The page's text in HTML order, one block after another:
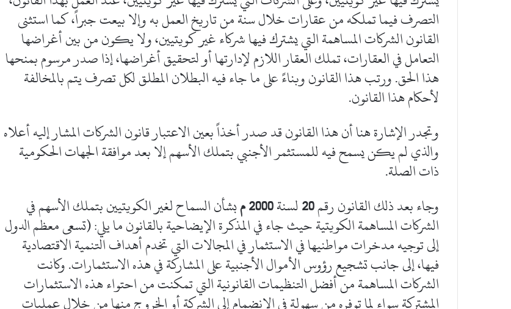
التصرف فيما تملكه من عقارات خلال سنة من تاريخ العمل به وإلا بيعت جبراً، كما استثنى
القانون الشركات المساهمة التي يشترك فيها شركاء غير كويتيين، ولا يكون من بين أغراضها
التعامل في العقارات، تملك العقار اللازم لإدارتها أو لتحقيق أغراضها، إذا صدر مرسوم بمنحها
هذا الحق. ورتب هذا القانون وبناءً على ما جاء فيه البطلان المطلق لكل تصرف يتم بالمخالفة
لأحكام هذا القانون.
وتجدر الإشارة هنا أن هذا القانون قد صدر أخذاً بعين الاعتبار قانون الشركات المشار إليه أعلاه
والذي لم يكن يسمح فيه للمستثمر الأجنبي بتملك الأسهم إلا بعد موافقة الجهات الحكومية
ذات الصلة.
وجاء بعد ذلك القانون رقم20لسنة2000 م بشأن السماح لغير الكويتيين بتملك الأسهم في
الشركات المساهمة الكويتية حيث جاء في المذكرة الإيضاحية بالقانون ما يلي: (تسعى معظم الدول
إلى توجيه مدخرات مواطنيها في الاستثمار في المجالات التي تخدم أهداف التنمية الاقتصادية
فيها، إلى جانب تشجيع رؤوس الأموال الأجنبية على المشاركة في هذه الاستثمارات. وكانت
الشركات المساهمة من أفضل التنظيمات القانونية التي تمكنت من احتواء هذه الاستثمارات
المشتركة سواء لما توفره من سهولة في الانضمام إلى الشركة أو الخروج منها من خلال عمليات